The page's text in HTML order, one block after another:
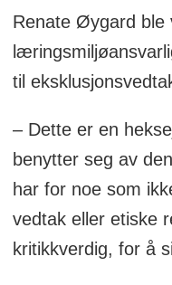
Renate Øygard ble
til
– Dette er en
benytter seg av
har for noe som
vedtak eller etiske
kritikkverdig, for å